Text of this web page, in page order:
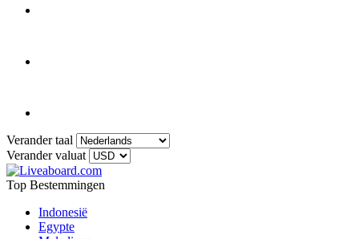
Verander taal
Verander valuat
Top Bestemmingen
Indonesië
Egypte